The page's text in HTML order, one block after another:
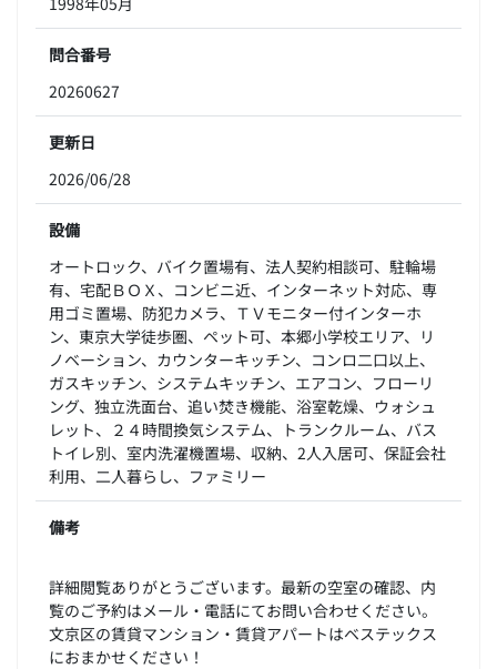
問合番号
20260627
更新日
2026/06/28
設備
オートロック、バイク置場有、法人契約相談可、駐輪場
有、宅配ＢＯＸ、コンビニ近、インターネット対応、専
用ゴミ置場、防犯カメラ、ＴＶモニター付インターホ
ン、東京大学徒歩圏、ペット可、本郷小学校エリア、リ
ノベーション、カウンターキッチン、コンロ二口以上、
ガスキッチン、システムキッチン、エアコン、フローリ
ング、独立洗面台、追い焚き機能、浴室乾燥、ウォシュ
レット、２４時間換気システム、トランクルーム、バス
トイレ別、室内洗濯機置場、収納、2人入居可、保証会社
利用、二人暮らし、ファミリー
備考
詳細閲覧ありがとうございます。最新の空室の確認、内
覧のご予約はメール・電話にてお問い合わせください。
文京区の賃貸マンション・賃貸アパートはベステックス
におまかせください！